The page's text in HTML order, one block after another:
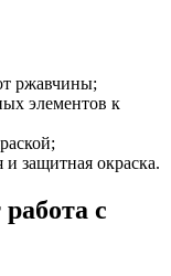
ржавчины;
элементов к
защитная окраска.
с